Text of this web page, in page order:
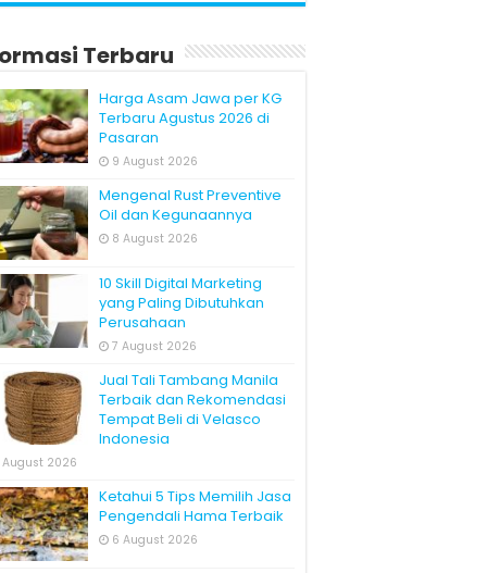
Terbaru
Harga Asam Jawa per KG
Terbaru Agustus 2026 di
Pasaran
9 August 2026
Mengenal Rust Preventive
Oil dan Kegunaannya
8 August 2026
10 Skill Digital Marketing
yang Paling Dibutuhkan
Perusahaan
7 August 2026
Jual Tali Tambang Manila
Terbaik dan Rekomendasi
Tempat Beli di Velasco
Indonesia
August 2026
Ketahui 5 Tips Memilih Jasa
Pengendali Hama Terbaik
6 August 2026